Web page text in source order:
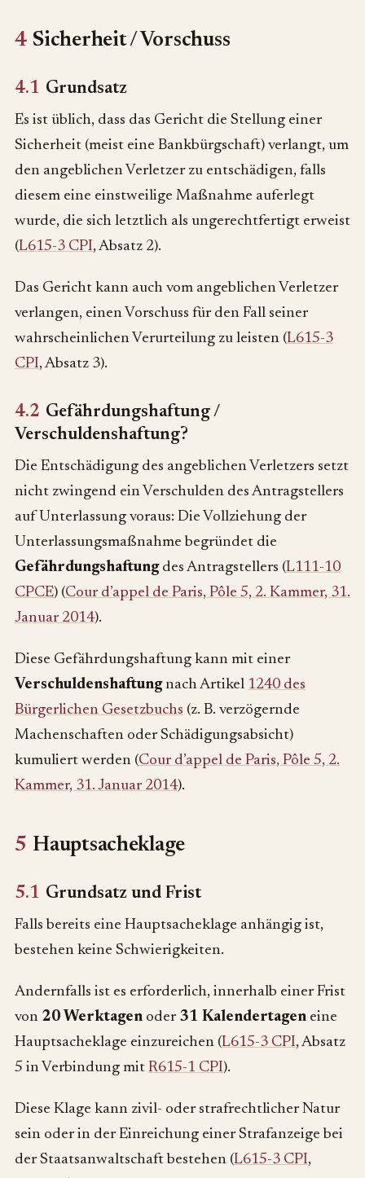
4 Sicherheit / Vorschuss
4.1 Grundsatz
Es ist üblich, dass das Gericht die Stellung einer
Sicherheit (meist eine Bankbürgschaft) verlangt, um
den angeblichen Verletzer zu entschädigen, falls
diesem eine einstweilige Maßnahme auferlegt
wurde, die sich letztlich als ungerechtfertigt erweist
(L615-3 CPI, Absatz 2).
Das Gericht kann auch vom angeblichen Verletzer
verlangen, einen Vorschuss für den Fall seiner
wahrscheinlichen Verurteilung zu leisten (L615-3
CPI, Absatz 3).
4.2 Gefährdungshaftung /
Verschuldenshaftung?
Die Entschädigung des angeblichen Verletzers setzt
nicht zwingend ein Verschulden des Antragstellers
auf Unterlassung voraus: Die Vollziehung der
Unterlassungsmaßnahme begründet die
Gefährdungshaftungdes Antragstellers (L111-10
CPCE) (Cour d’appel de Paris, Pôle 5, 2. Kammer, 31.
Januar 2014).
Diese Gefährdungshaftung kann mit einer
Verschuldenshaftungnach Artikel 1240 des
Bürgerlichen Gesetzbuchs (z. B. verzögernde
Machenschaften oder Schädigungsabsicht)
kumuliert werden (Cour d’appel de Paris, Pôle 5, 2.
Kammer, 31. Januar 2014).
5 Hauptsacheklage
5.1 Grundsatz und Frist
Falls bereits eine Hauptsacheklage anhängig ist,
bestehen keine Schwierigkeiten.
Andernfalls ist es erforderlich, innerhalb einer Frist
von 20 Werktagen oder 31 Kalendertagen eine
Hauptsacheklage einzureichen (L615-3 CPI, Absatz
5 in Verbindung mit R615-1 CPI).
Diese Klage kann zivil- oder strafrechtlicher Natur
sein oder in der Einreichung einer Strafanzeige bei
der Staatsanwaltschaft bestehen (L615-3 CPI,